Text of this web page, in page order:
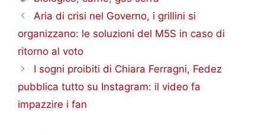
Aria di crisi nel Governo, i grillini si
organizzano: le soluzioni del M5S in caso di
ritorno al voto
I sogni proibiti di Chiara Ferragni, Fedez
pubblica tutto su Instagram: il video fa
impazzire i fan